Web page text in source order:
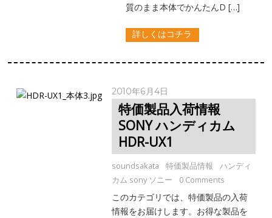
質のまま本体でかんたんD […]
詳しくはコチラ
2010年6月4日
特価製品入荷情報
SONY ハンディカム
HDR-UX1
soundsakata 特価製品情報
ハンディ
カム sony ソニー
0 Comments
このカテゴリでは、特価製品の入荷
情報をお届けします。お得な製品を